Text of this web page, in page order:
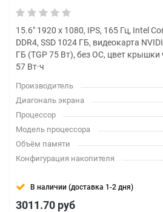
15.6" 1920 x 1080, IPS, 165 Гц, Intel
DDR4, SSD 1024 ГБ, видеокарта
ГБ (TGP 75 Вт), без ОС, цвет
57 Вт·ч
Производитель
Диагональ экрана
Процессор
Модель процессора
Объём памяти
Конфигурация накопителя
В наличии (доставка 1-2 дня)
3011.70 руб